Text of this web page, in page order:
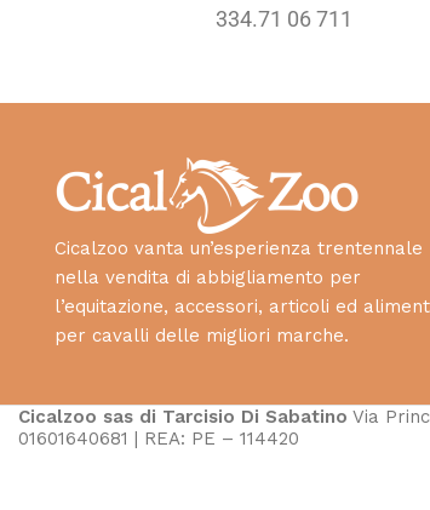
334.71 06 711
Cicalzoo vanta un’esperienza trentennale
nella vendita di abbigliamento per
l’equitazione, accessori, articoli ed
per cavalli delle migliori marche.
Cicalzoo sas di Tarcisio Di Sabatino Via
01601640681 | REA: PE – 114420